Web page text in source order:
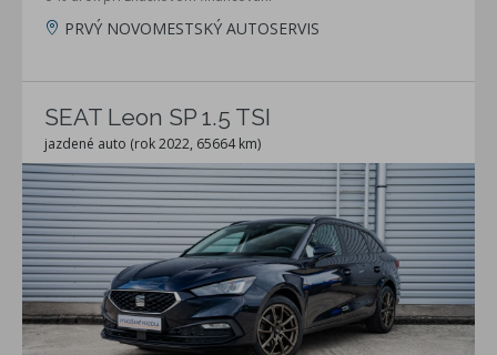
PRVÝ NOVOMESTSKÝ AUTOSERVIS
SEAT Leon SP 1.5 TSI
jazdené auto (rok 2022, 65664 km)